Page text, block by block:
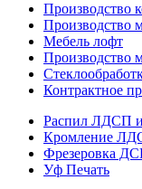
Производство
Производство
Мебель лофт
Производство
Контрактное
Распил ЛДСП
Кромление
Фрезеровка
Уф Печать